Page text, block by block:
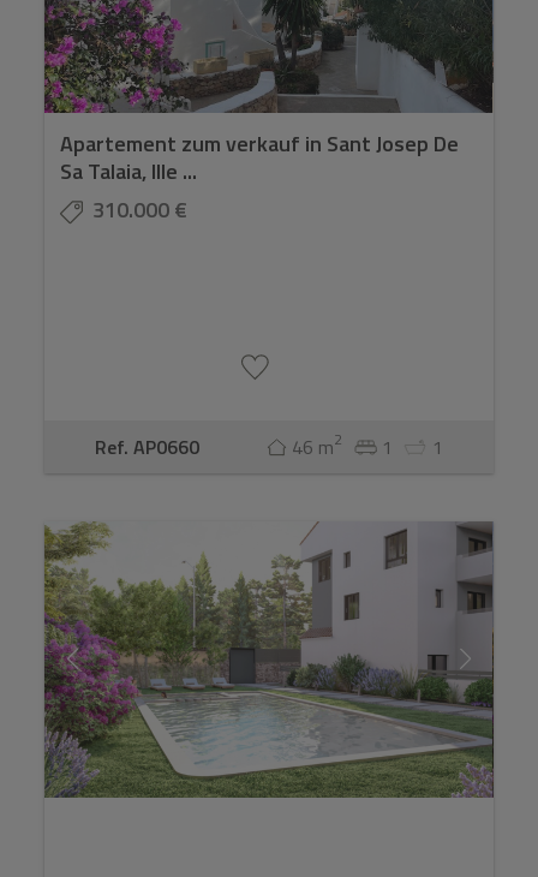
Apartement zum verkauf in Sant Josep De
Sa Talaia, Ille ...
310.000 €
Ref. AP0660 46 m2 1 1